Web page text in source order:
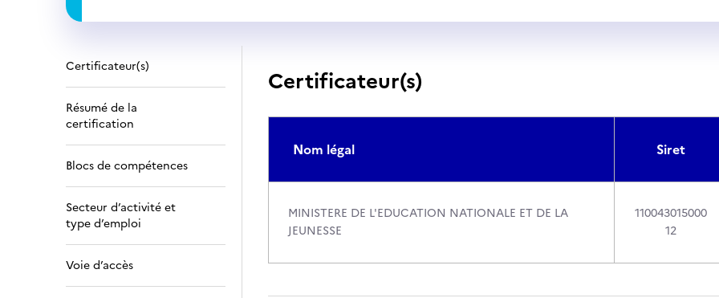
Certificateur(s)
Résumé de la
certification
Blocs de compétences
Secteur d’activité et
type d’emploi
Voie d’accès
Certificateur(s)
Nom légal Siret
MINISTERE DE L'EDUCATION NATIONALE ET DE LA
JEUNESSE
110043015000
12